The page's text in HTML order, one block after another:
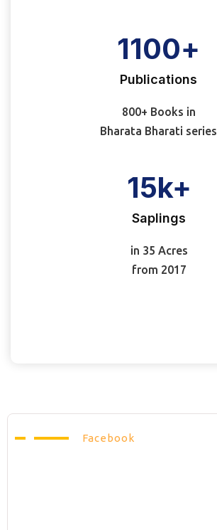
Publications
1100+
800+ Books in
Bharata Bharati series
Saplings
15k+
in 35 Acres
from 2017
Facebook